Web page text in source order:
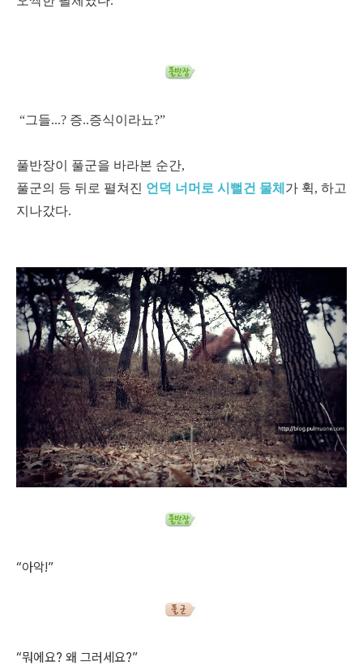
“그들...? 증..증식이라뇨?”
풀반장이 풀군을 바라본 순간,
풀군의 등 뒤로 펼쳐진 언덕 너머로 시뻘건 물체 가 휙, 하고
지나갔다.
“아악!”
“뭐에요? 왜 그러세요?”